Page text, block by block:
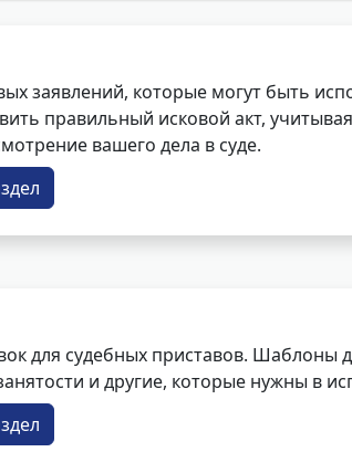
заявлений, которые могут быть
правильный исковой акт,
вашего дела в суде.
для судебных приставов. Шаблоны
и другие, которые нужны в